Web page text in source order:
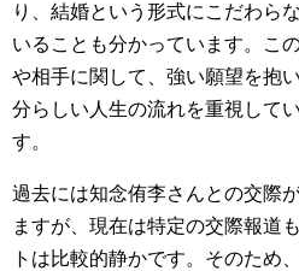
り、結婚という形式にこだわら
いることも分かっています。こ
や相手に関して、強い願望を抱
分らしい人生の流れを重視して
す。
過去には知念侑李さんとの交際
ますが、現在は特定の交際報道
トは比較的静かです。そのため